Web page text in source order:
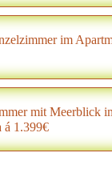
im
mit Meerblick
á 1.399€